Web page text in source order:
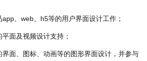
、web、h5等的用户界面设计工作；
面及视频设计支持；
面、图标、动画等的图形界面设计，并参与